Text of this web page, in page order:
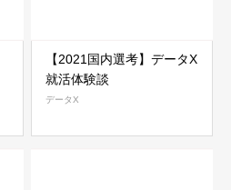
【2021国内選考】データX
就活体験談
データX